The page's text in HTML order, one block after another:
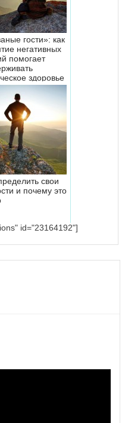
гости»: как
негативных
помогает
здоровье
свои
и почему это
id="23164192"]